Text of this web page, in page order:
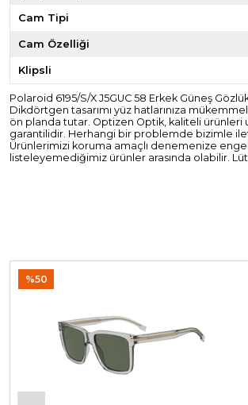
Cam Tipi
Cam Özelliği
Klipsli
Polaroid 6195/S/X J5GUC 58 Erkek Güneş
Dikdörtgen tasarımı yüz hatlarınıza
ön planda tutar. Optizen Optik, kaliteli ürünleri
garantilidir. Herhangi bir problemde bizimle
Ürünlerimizi koruma amaçlı denemenize
listeleyemediğimiz ürünler arasında olabilir.
%50